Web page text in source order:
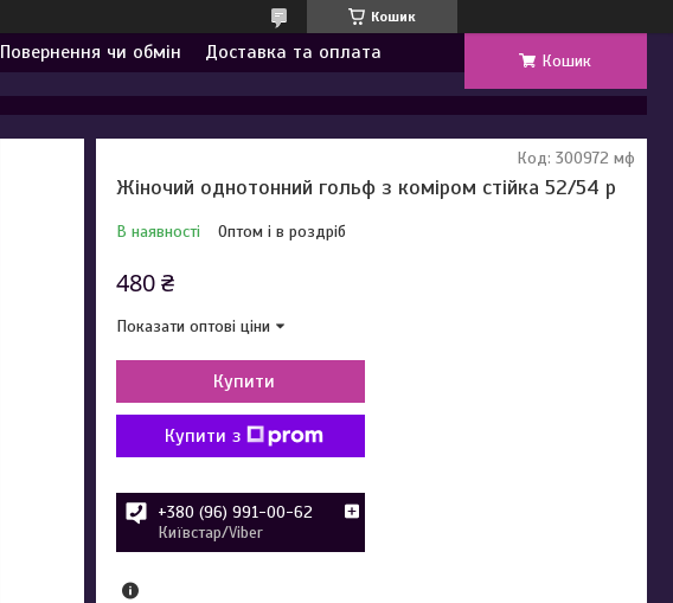
Кошик
Повернення чи обмін Доставка та оплата Кошик
Жіночий однотонний гольф з коміром стійка 52/54 р
В наявності Оптом і в роздріб
Код: 300972 мф
480 ₴
Показати оптові ціни
Купити
Купити з
+380 (96) 991-00-62
Київстар/Viber